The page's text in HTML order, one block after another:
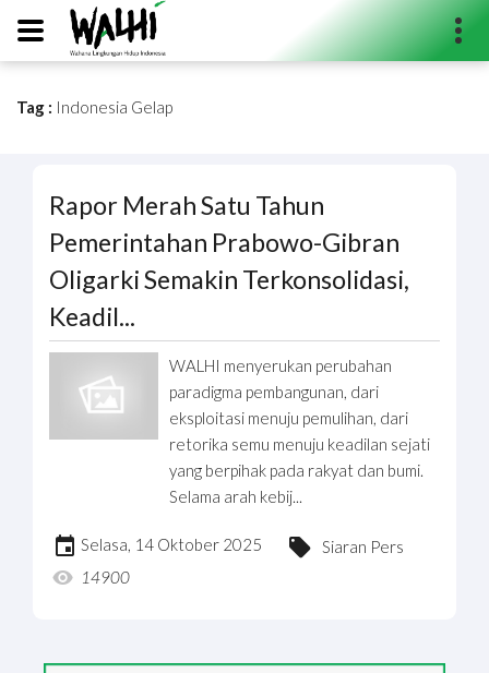
Tag : Indonesia Gelap
Rapor Merah Satu Tahun
Pemerintahan Prabowo-Gibran
Oligarki Semakin Terkonsolidasi,
Keadil...
WALHI menyerukan perubahan
paradigma pembangunan, dari
eksploitasi menuju pemulihan, dari
retorika semu menuju keadilan sejati
yang berpihak pada rakyat dan bumi.
Selama arah kebij...
Selasa, 14 Oktober 2025
Siaran Pers
14900